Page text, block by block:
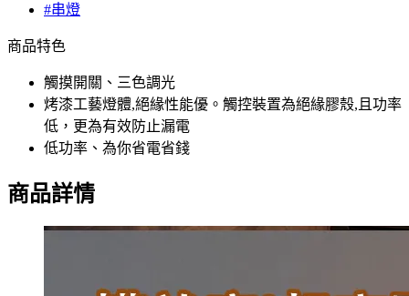
#串燈
商品特色
觸摸開關、三色調光
烤漆工藝燈體,絕緣性能優。觸控裝置為絕緣膠殼,且功率
低，更為有效防止漏電
低功率、為你省電省錢
商品詳情